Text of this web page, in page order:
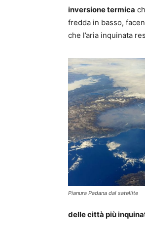
inversione termica
fredda in basso,
che l’aria inquinata
Pianura Padana dal satellite
delle città più